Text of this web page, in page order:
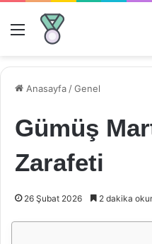
Menü
Anasayfa /Genel
Gümüş
Zarafeti
26 Şubat 2026 2 dakika